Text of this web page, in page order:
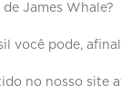
James Whale?
você pode,
no nosso